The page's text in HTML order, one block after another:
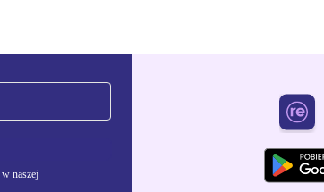
naszej